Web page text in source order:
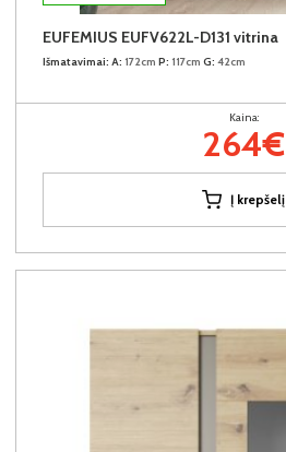
EUFEMIUS EUFV622L-D131 vitrina
Išmatavimai: A: 172cm P: 117cm G: 42cm
Kaina:
264€
Į krepšelį